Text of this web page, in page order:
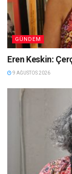
GÜNDEM
Eren Keskin:
9 AĞUSTOS 2026